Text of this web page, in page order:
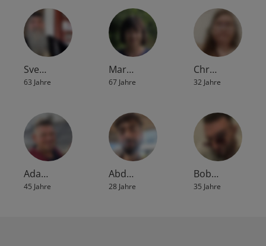
Sve…
63 Jahre
Mar…
67 Jahre
Chr…
32 Jahre
Ada…
45 Jahre
Abd…
28 Jahre
Bob…
35 Jahre